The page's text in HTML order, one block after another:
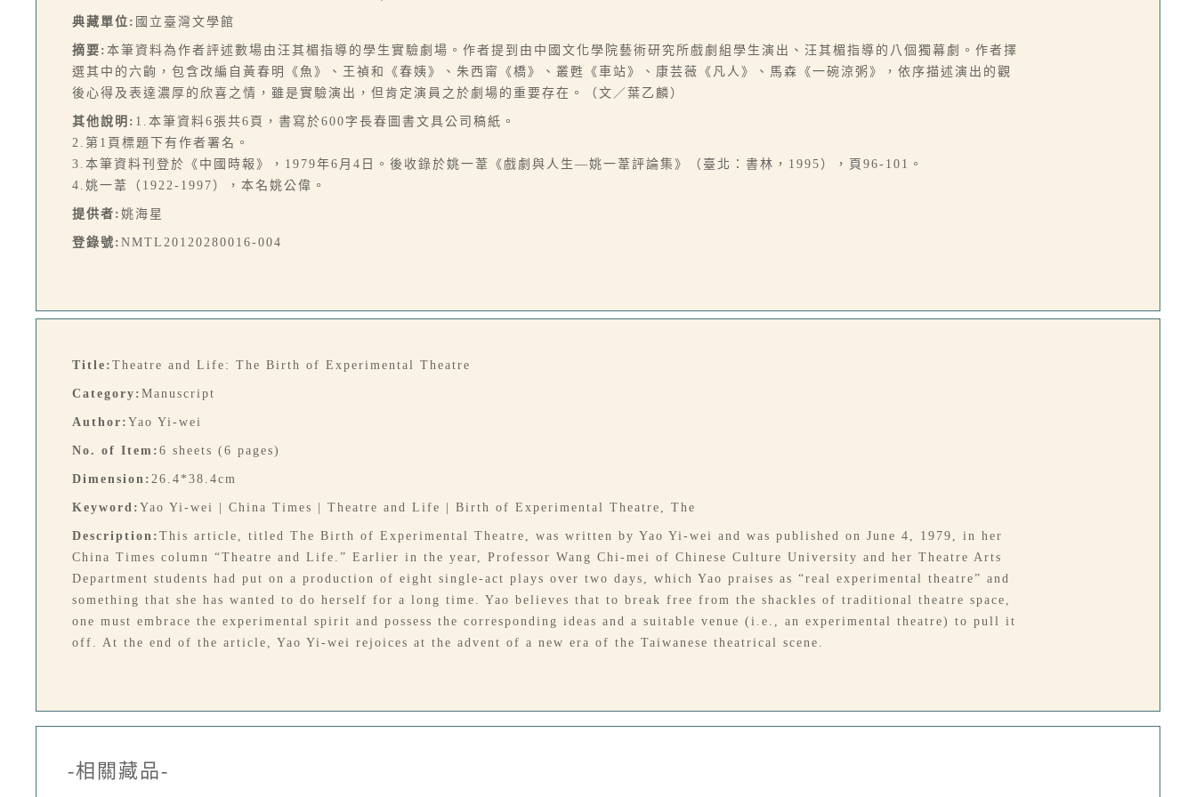
典藏單位: 國立臺灣文學館
摘要: 本筆資料為作者評述數場由汪其楣指導的學生實驗劇場。作者提到由中國文化學院藝術研究所戲劇組學生演出、汪其楣指導的八個獨幕劇。作者擇
選其中的六齣，包含改編自黃春明《魚》、王禎和《春姨》、朱西甯《橋》、叢甦《車站》、康芸薇《凡人》、馬森《一碗涼粥》，依序描述演出的觀
後心得及表達濃厚的欣喜之情，雖是實驗演出，但肯定演員之於劇場的重要存在。（文／葉乙麟）
其他說明: 1.本筆資料6張共6頁，書寫於600字長春圖書文具公司稿紙。
2.第1頁標題下有作者署名。
3.本筆資料刊登於《中國時報》，1979年6月4日。後收錄於姚一葦《戲劇與人生—姚一葦評論集》（臺北：書林，1995），頁96-101。
4.姚一葦（1922-1997），本名姚公偉。
提供者: 姚海星
登錄號: NMTL20120280016-004
Title: Theatre and Life: The Birth of Experimental Theatre
Category: Manuscript
Author: Yao Yi-wei
No. of Item: 6 sheets (6 pages)
Dimension: 26.4*38.4cm
Keyword: Yao Yi-wei | China Times | Theatre and Life | Birth of Experimental Theatre, The
Description: This article, titled The Birth of Experimental Theatre, was written by Yao Yi-wei and was published on June 4, 1979, in her
China Times column “Theatre and Life.” Earlier in the year, Professor Wang Chi-mei of Chinese Culture University and her Theatre Arts
Department students had put on a production of eight single-act plays over two days, which Yao praises as “real experimental theatre” and
something that she has wanted to do herself for a long time. Yao believes that to break free from the shackles of traditional theatre space,
one must embrace the experimental spirit and possess the corresponding ideas and a suitable venue (i.e., an experimental theatre) to pull it
off. At the end of the article, Yao Yi-wei rejoices at the advent of a new era of the Taiwanese theatrical scene.
-相關藏品-